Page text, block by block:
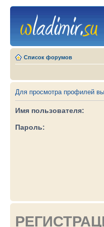
Список форумов
Для просмотра профилей
Имя пользователя:
Пароль: